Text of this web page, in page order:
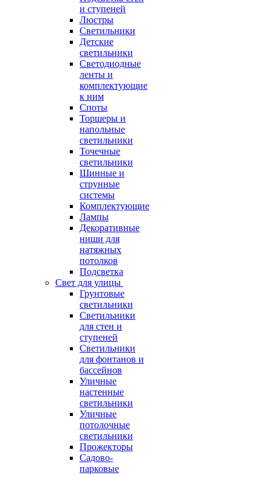
и ступеней
Люстры
Светильники
Детские
светильники
Светодиодные
ленты и
комплектующие
к ним
Споты
Торшеры и
напольные
светильники
Точечные
светильники
Шинные и
струнные
системы
Комплектующие
Лампы
Декоративные
ниши для
натяжных
потолков
Подсветка
Свет для улицы
Грунтовые
светильники
Светильники
для стен и
ступеней
Светильники
для фонтанов и
бассейнов
Уличные
настенные
светильники
Уличные
потолочные
светильники
Прожекторы
Садово-
парковые